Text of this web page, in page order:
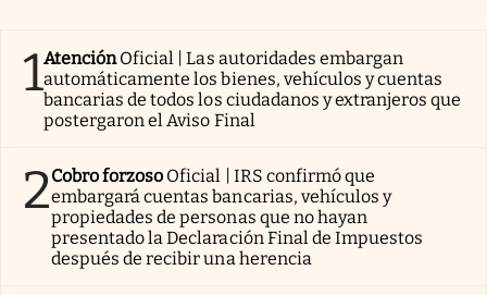
1AtenciónOficial | Las autoridades embargan
automáticamente los bienes, vehículos y cuentas
bancarias de todos los ciudadanos y extranjeros que
postergaron el Aviso Final
2Cobro forzoso Oficial | IRS confirmó que
embargará cuentas bancarias, vehículos y
propiedades de personas que no hayan
presentado la Declaración Final de Impuestos
después de recibir una herencia